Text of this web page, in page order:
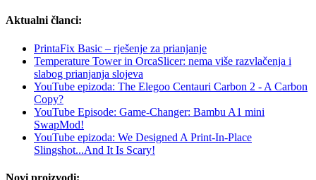
Aktualni članci:
PrintaFix Basic – rješenje za prianjanje
Temperature Tower in OrcaSlicer: nema više razvlačenja i
slabog prianjanja slojeva
YouTube epizoda: The Elegoo Centauri Carbon 2 - A Carbon
Copy?
YouTube Episode: Game-Changer: Bambu A1 mini
SwapMod!
YouTube epizoda: We Designed A Print-In-Place
Slingshot...And It Is Scary!
Novi proizvodi: